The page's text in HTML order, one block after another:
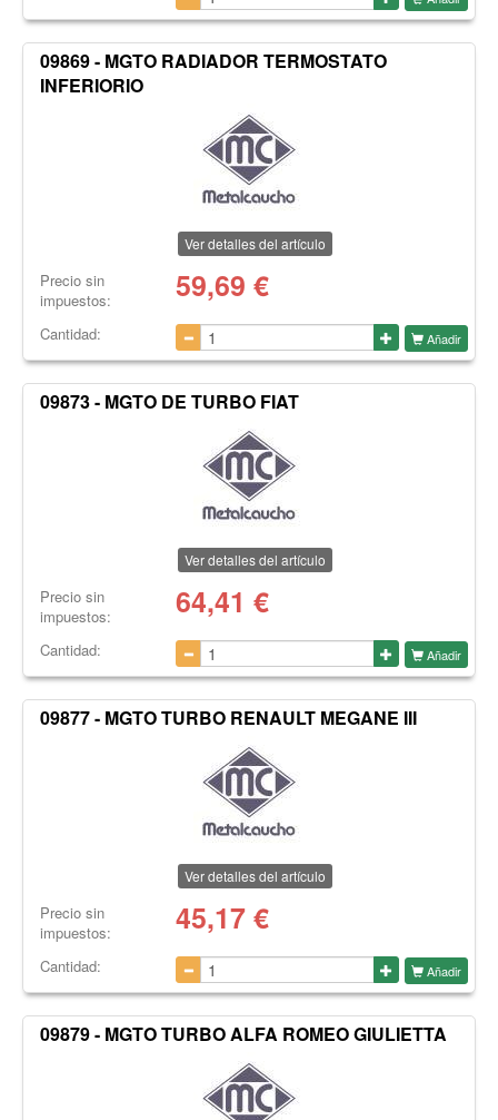
09869 - MGTO RADIADOR TERMOSTATO
INFERIORIO
Ver detalles del artículo
Precio sin
impuestos:
59,69 €
Cantidad: Añadir
09873 - MGTO DE TURBO FIAT
Ver detalles del artículo
Precio sin
impuestos:
64,41 €
Cantidad: Añadir
09877 - MGTO TURBO RENAULT MEGANE III
Ver detalles del artículo
Precio sin
impuestos:
45,17€
Cantidad: Añadir
09879 - MGTO TURBO ALFA ROMEO GIULIETTA